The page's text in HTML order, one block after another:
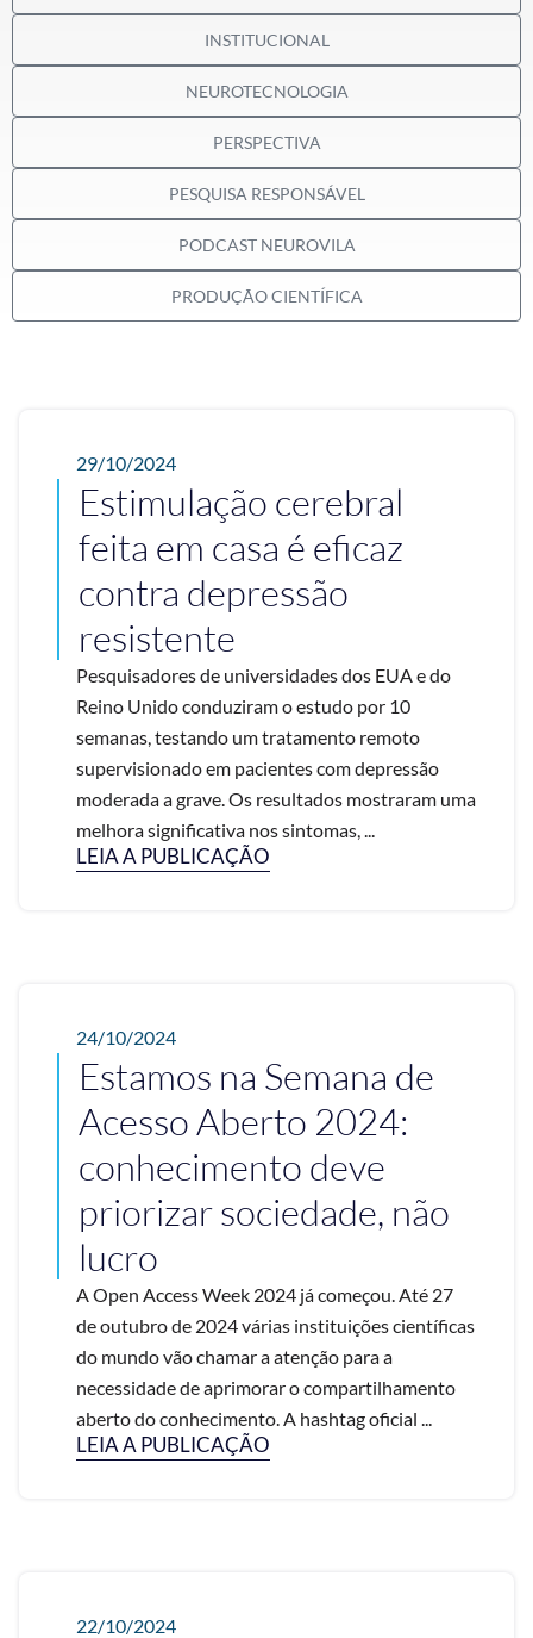
INSTITUCIONAL
NEUROTECNOLOGIA
PERSPECTIVA
PESQUISA RESPONSÁVEL
PODCAST NEUROVILA
PRODUÇÃO CIENTÍFICA
29/10/2024
Estimulação cerebral
feita em casa é eficaz
contra depressão
resistente
Pesquisadores de universidades dos EUA e do
Reino Unido conduziram o estudo por 10
semanas, testando um tratamento remoto
supervisionado em pacientes com depressão
moderada a grave. Os resultados mostraram uma
melhora significativa nos sintomas, ...
LEIA A PUBLICAÇÃO
24/10/2024
Estamos na Semana de
Acesso Aberto 2024:
conhecimento deve
priorizar sociedade, não
lucro
A Open Access Week 2024 já começou. Até 27
de outubro de 2024 várias instituições científicas
do mundo vão chamar a atenção para a
necessidade de aprimorar o compartilhamento
aberto do conhecimento. A hashtag oficial ...
LEIA A PUBLICAÇÃO
22/10/2024